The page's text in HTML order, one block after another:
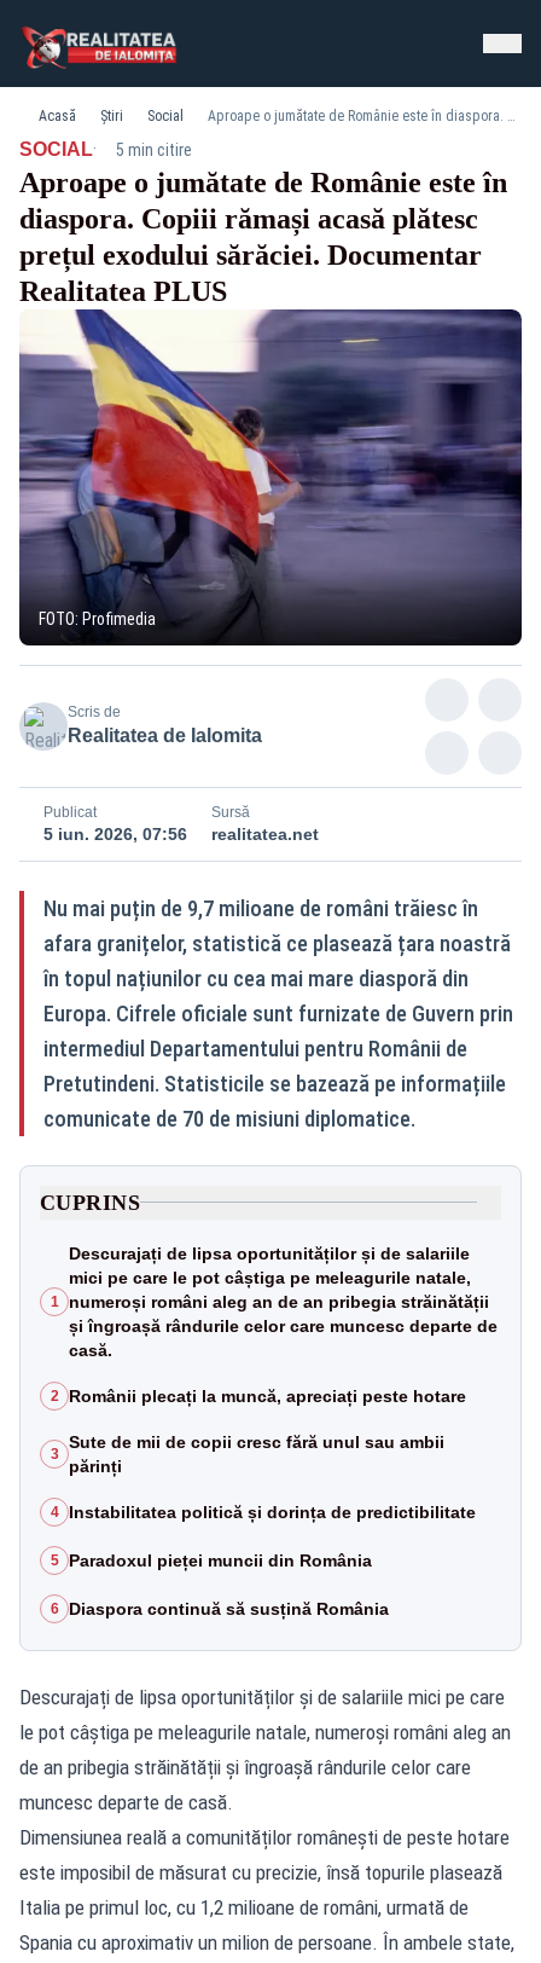
Acasă Știri Social Aproape o jumătate de Românie este în diaspora. Copiii rămași acasă plătesc prețul exodului sărăciei. Documentar Realitatea PLUS
SOCIAL· 5 min citire
Aproape o jumătate de Românie este în
diaspora. Copiii rămași acasă plătesc
prețul exodului sărăciei. Documentar
Realitatea PLUS
FOTO: Profimedia
Scris de
Realitatea de Ialomita
Publicat
5 iun. 2026, 07:56
Sursă
realitatea.net
Nu mai puțin de 9,7 milioane de români trăiesc în
afara granițelor, statistică ce plasează țara noastră
în topul națiunilor cu cea mai mare diasporă din
Europa. Cifrele oficiale sunt furnizate de Guvern prin
intermediul Departamentului pentru Românii de
Pretutindeni. Statisticile se bazează pe informațiile
comunicate de 70 de misiuni diplomatice.
CUPRINS
1
Descurajați de lipsa oportunităților și de salariile
mici pe care le pot câștiga pe meleagurile natale,
numeroși români aleg an de an pribegia străinătății
și îngroașă rândurile celor care muncesc departe de
casă.
2 Românii plecați la muncă, apreciați peste hotare
3
Sute de mii de copii cresc fără unul sau ambii
părinți
4 Instabilitatea politică și dorința de predictibilitate
5 Paradoxul pieței muncii din România
6 Diaspora continuă să susțină România
Descurajați de lipsa oportunităților și de salariile mici pe care
le pot câștiga pe meleagurile natale, numeroși români aleg an
de an pribegia străinătății și îngroașă rândurile celor care
muncesc departe de casă.
Dimensiunea reală a comunităților românești de peste hotare
este imposibil de măsurat cu precizie, însă topurile plasează
Italia pe primul loc, cu 1,2 milioane de români, urmată de
Spania cu aproximativ un milion de persoane. În ambele state,